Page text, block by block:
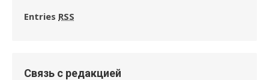
Entries RSS
Связь с редакцией